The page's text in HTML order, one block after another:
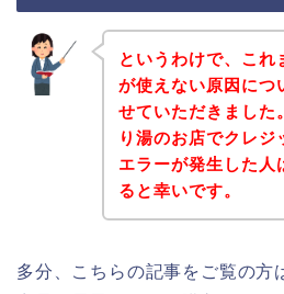
というわけで、これ
が使えない原因につ
せていただきました
り湯のお店でクレ
エラーが発生した人
ると幸いです。
多分、こちらの記事をご覧の方